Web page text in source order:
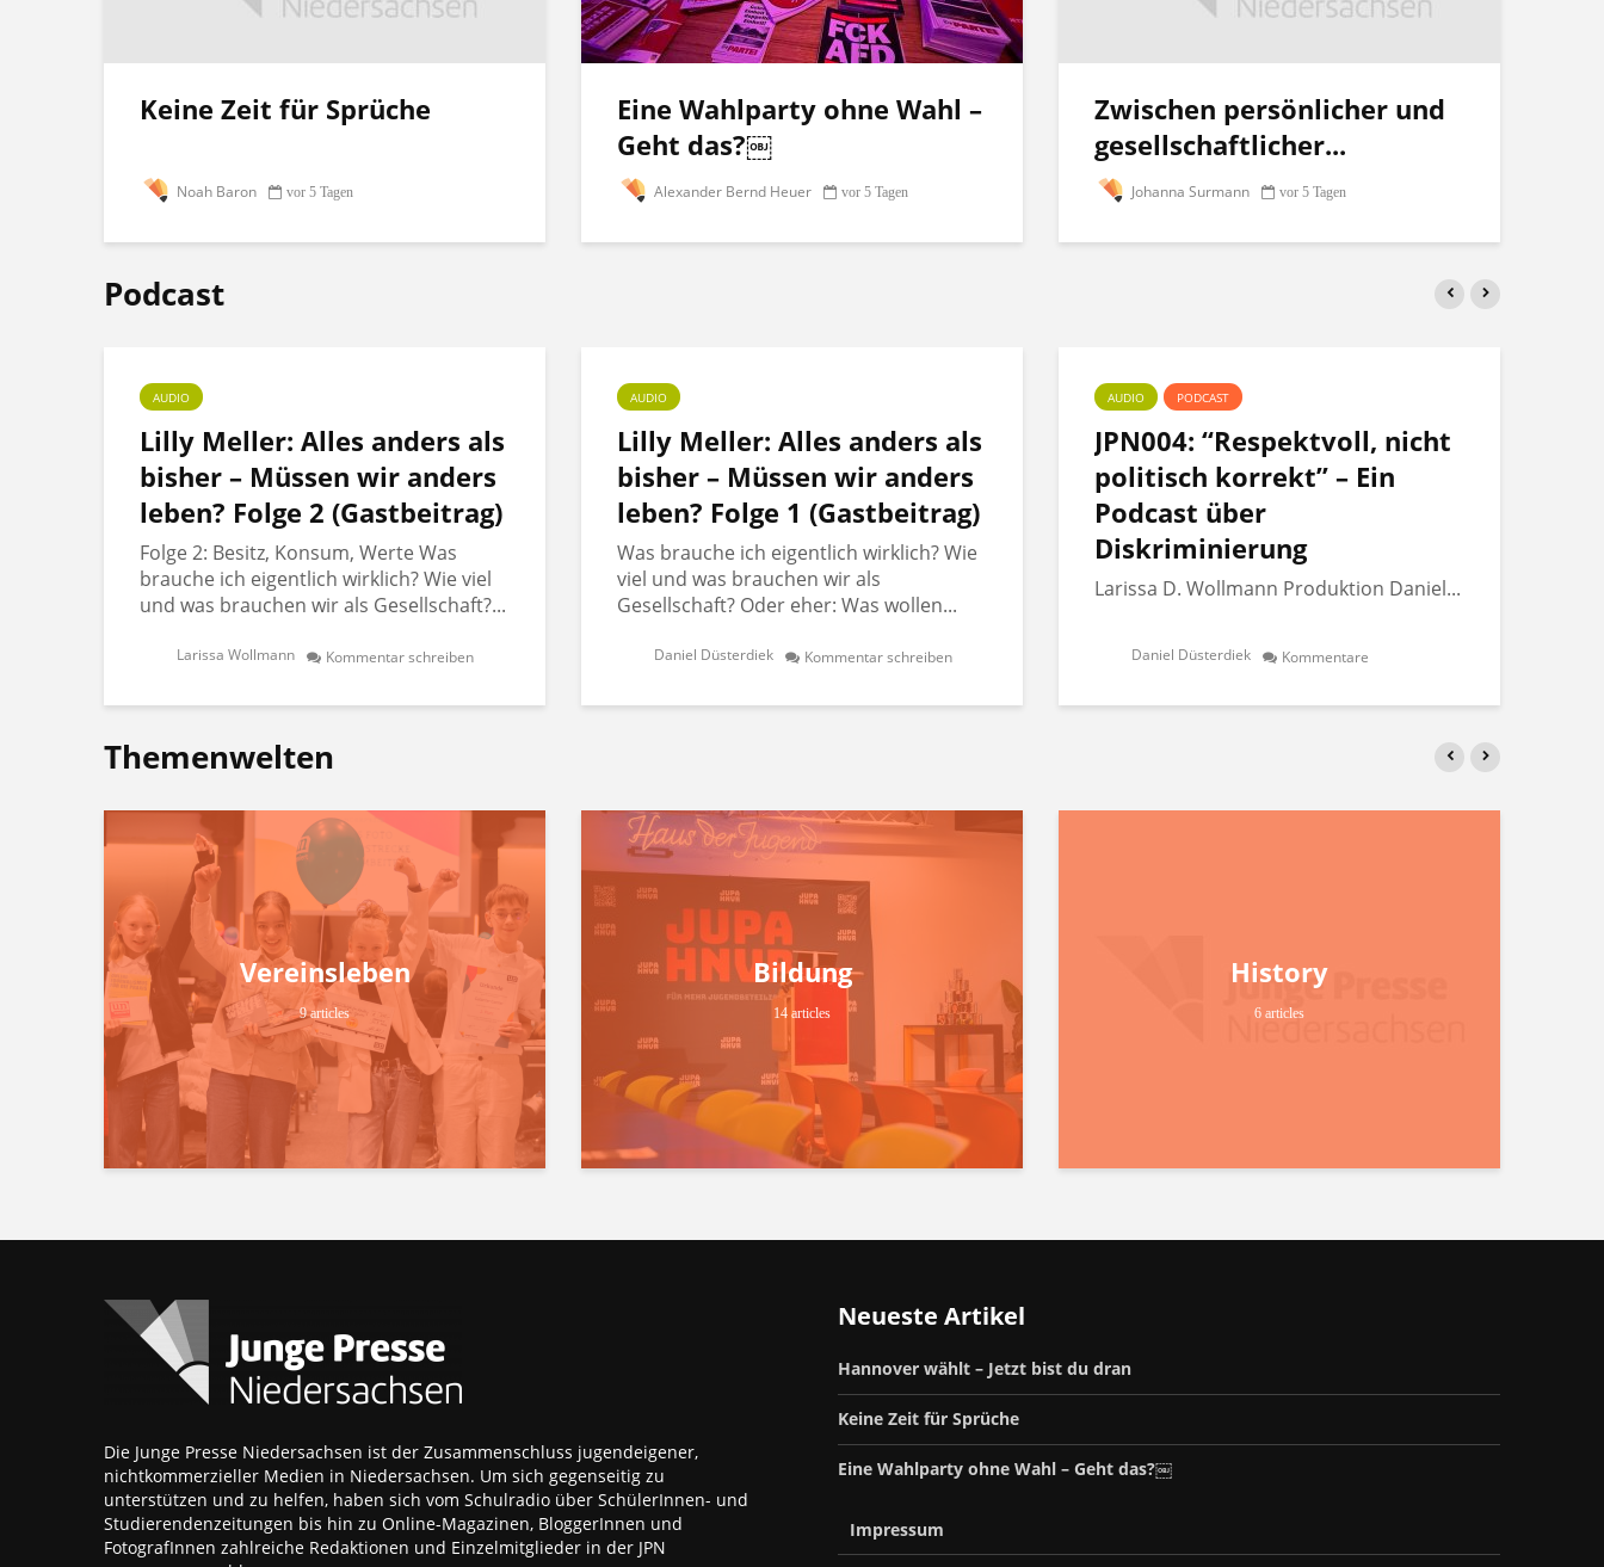
Keine Zeit für Sprüche
Noah Baron vor 5 Tagen
Eine Wahlparty ohne Wahl –
Geht das?￼
Alexander Bernd Heuer vor 5 Tagen
Zwischen persönlicher und
gesellschaftlicher...
Johanna Surmann vor 5 Tagen
Podcast
AUDIO
Lilly Meller: Alles anders als
bisher – Müssen wir anders
leben? Folge 2 (Gastbeitrag)
Folge 2: Besitz, Konsum, Werte Was
brauche ich eigentlich wirklich? Wie viel
und was brauchen wir als Gesellschaft?...
Larissa Wollmann Kommentar schreiben
AUDIO
Lilly Meller: Alles anders als
bisher – Müssen wir anders
leben? Folge 1 (Gastbeitrag)
Was brauche ich eigentlich wirklich? Wie
viel und was brauchen wir als
Gesellschaft? Oder eher: Was wollen...
Daniel Düsterdiek Kommentar schreiben
AUDIO PODCAST
JPN004: “Respektvoll, nicht
politisch korrekt” – Ein
Podcast über
Diskriminierung
Larissa D. Wollmann Produktion Daniel...
Daniel Düsterdiek Kommentare
Themenwelten
Vereinsleben
9 articles
Bildung
14 articles
History
6 articles
Die Junge Presse Niedersachsen ist der Zusammenschluss jugendeigener,
nichtkommerzieller Medien in Niedersachsen. Um sich gegenseitig zu
unterstützen und zu helfen, haben sich vom Schulradio über SchülerInnen- und
Studierendenzeitungen bis hin zu Online-Magazinen, BloggerInnen und
FotografInnen zahlreiche Redaktionen und Einzelmitglieder in der JPN
Neueste Artikel
Hannover wählt – Jetzt bist du dran
Keine Zeit für Sprüche
Eine Wahlparty ohne Wahl – Geht das?￼
Impressum